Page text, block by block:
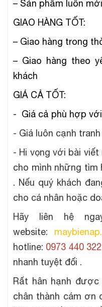
– Sản phẩm luôn
GIAO HÀNG TỐT:
– Giao hàng trong
– Giao hàng theo
khách
GIÁ CẢ TỐT:
- Giá cả phù hợp
- Giá luôn cạnh
- Hi vọng với bài
cho mình những tìm
. Nếu quý khách
cho cá nhân hoặc
Hãy liên hệ
website:
hotline: 0973 440 322
nhanh tuyệt đối .
Rất hân hạnh được
chân thành cám ơn